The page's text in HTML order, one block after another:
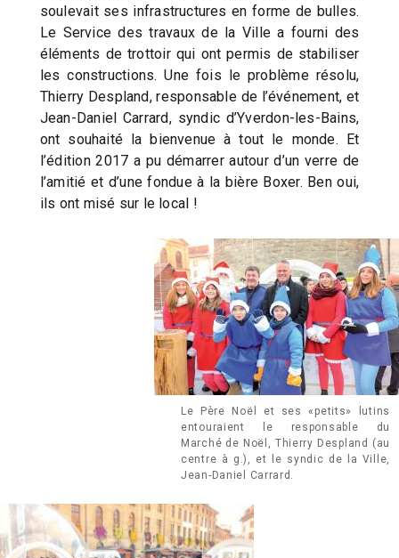
soulevait ses infrastructures en forme de bulles.
Le Service des travaux de la Ville a fourni des
éléments de trottoir qui ont permis de stabiliser
les constructions. Une fois le problème résolu,
Thierry Despland, responsable de l’événement, et
Jean-Daniel Carrard, syndic d’Yverdon-les-Bains,
ont souhaité la bienvenue à tout le monde. Et
l’édition 2017 a pu démarrer autour d’un verre de
l’amitié et d’une fondue à la bière Boxer. Ben oui,
ils ont misé sur le local !
Le Père Noël et ses «petits» lutins
entouraient le responsable du
Marché de Noël, Thierry Despland (au
centre à g.), et le syndic de la Ville,
Jean-Daniel Carrard.